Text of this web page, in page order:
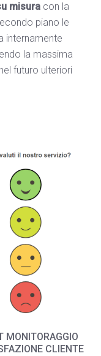
misuracon la
piano le
internamente
la massima
futuro ulteriori
MONITORAGGIO
CLIENTE